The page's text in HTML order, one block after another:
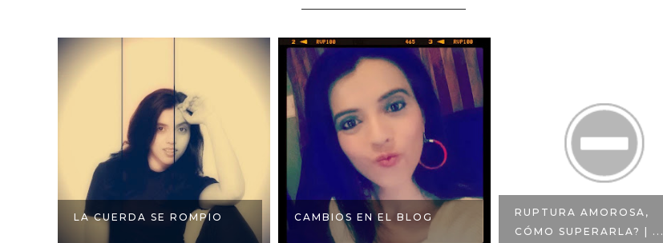
LA CUERDA SE ROMPIO CAMBIOS EN EL BLOG
RUPTURA AMOROSA,
CÓMO SUPERARLA? | ...